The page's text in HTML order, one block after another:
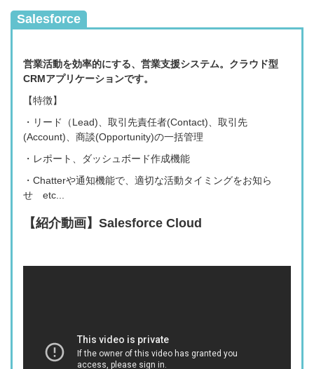
Salesforce
営業活動を効率的にする、営業支援システム。 クラウド型
CRMアプリケーションです。
【特徴】
・リード（Lead)、 取引先責任者(Contact)、取引先
(Account)、商談(Opportunity)の一括管理
・レポート、ダッシュボード作成機能
・Chatterや通知機能で、適切な活動タイミングをお知ら
せ etc...
【紹介動画】Salesforce Cloud